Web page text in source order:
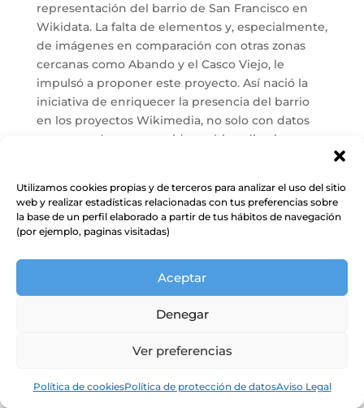
Utilizamos cookies propias y de terceros para analizar el uso del sitio
web y realizar estadísticas relacionadas con tus preferencias sobre
la base de un perfil elaborado a partir de tus hábitos de navegación
(por ejemplo, paginas visitadas)
Aceptar
Denegar
Ver preferencias
Política de cookiesPolítica de protección de datosAviso Legal
representación del barrio de San Francisco en
Wikidata. La falta de elementos y, especialmente,
de imágenes en comparación con otras zonas
cercanas como Abando y el Casco Viejo, le
impulsó a proponer este proyecto. Así nació la
iniciativa de enriquecer la presencia del barrio
en los proyectos Wikimedia, no solo con datos
estructurados y contenido multimedia, sino
,CC BY-SA 4.0, via Wikimedia
Impacto y resultados del proyecto